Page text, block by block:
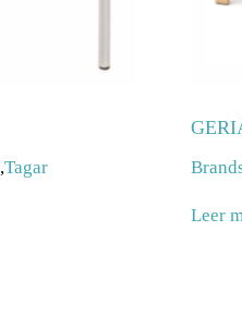
,Tagar
Leer